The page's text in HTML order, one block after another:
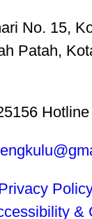
No. 15,
Patah,
&